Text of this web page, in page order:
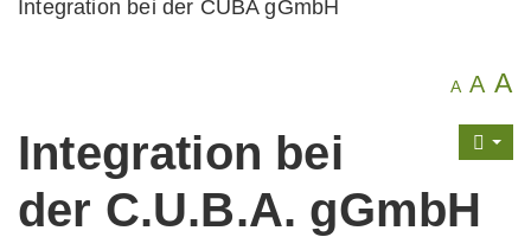
Integration bei der CUBA gGmbH
A A A
Integration bei
der C.U.B.A. gGmbH